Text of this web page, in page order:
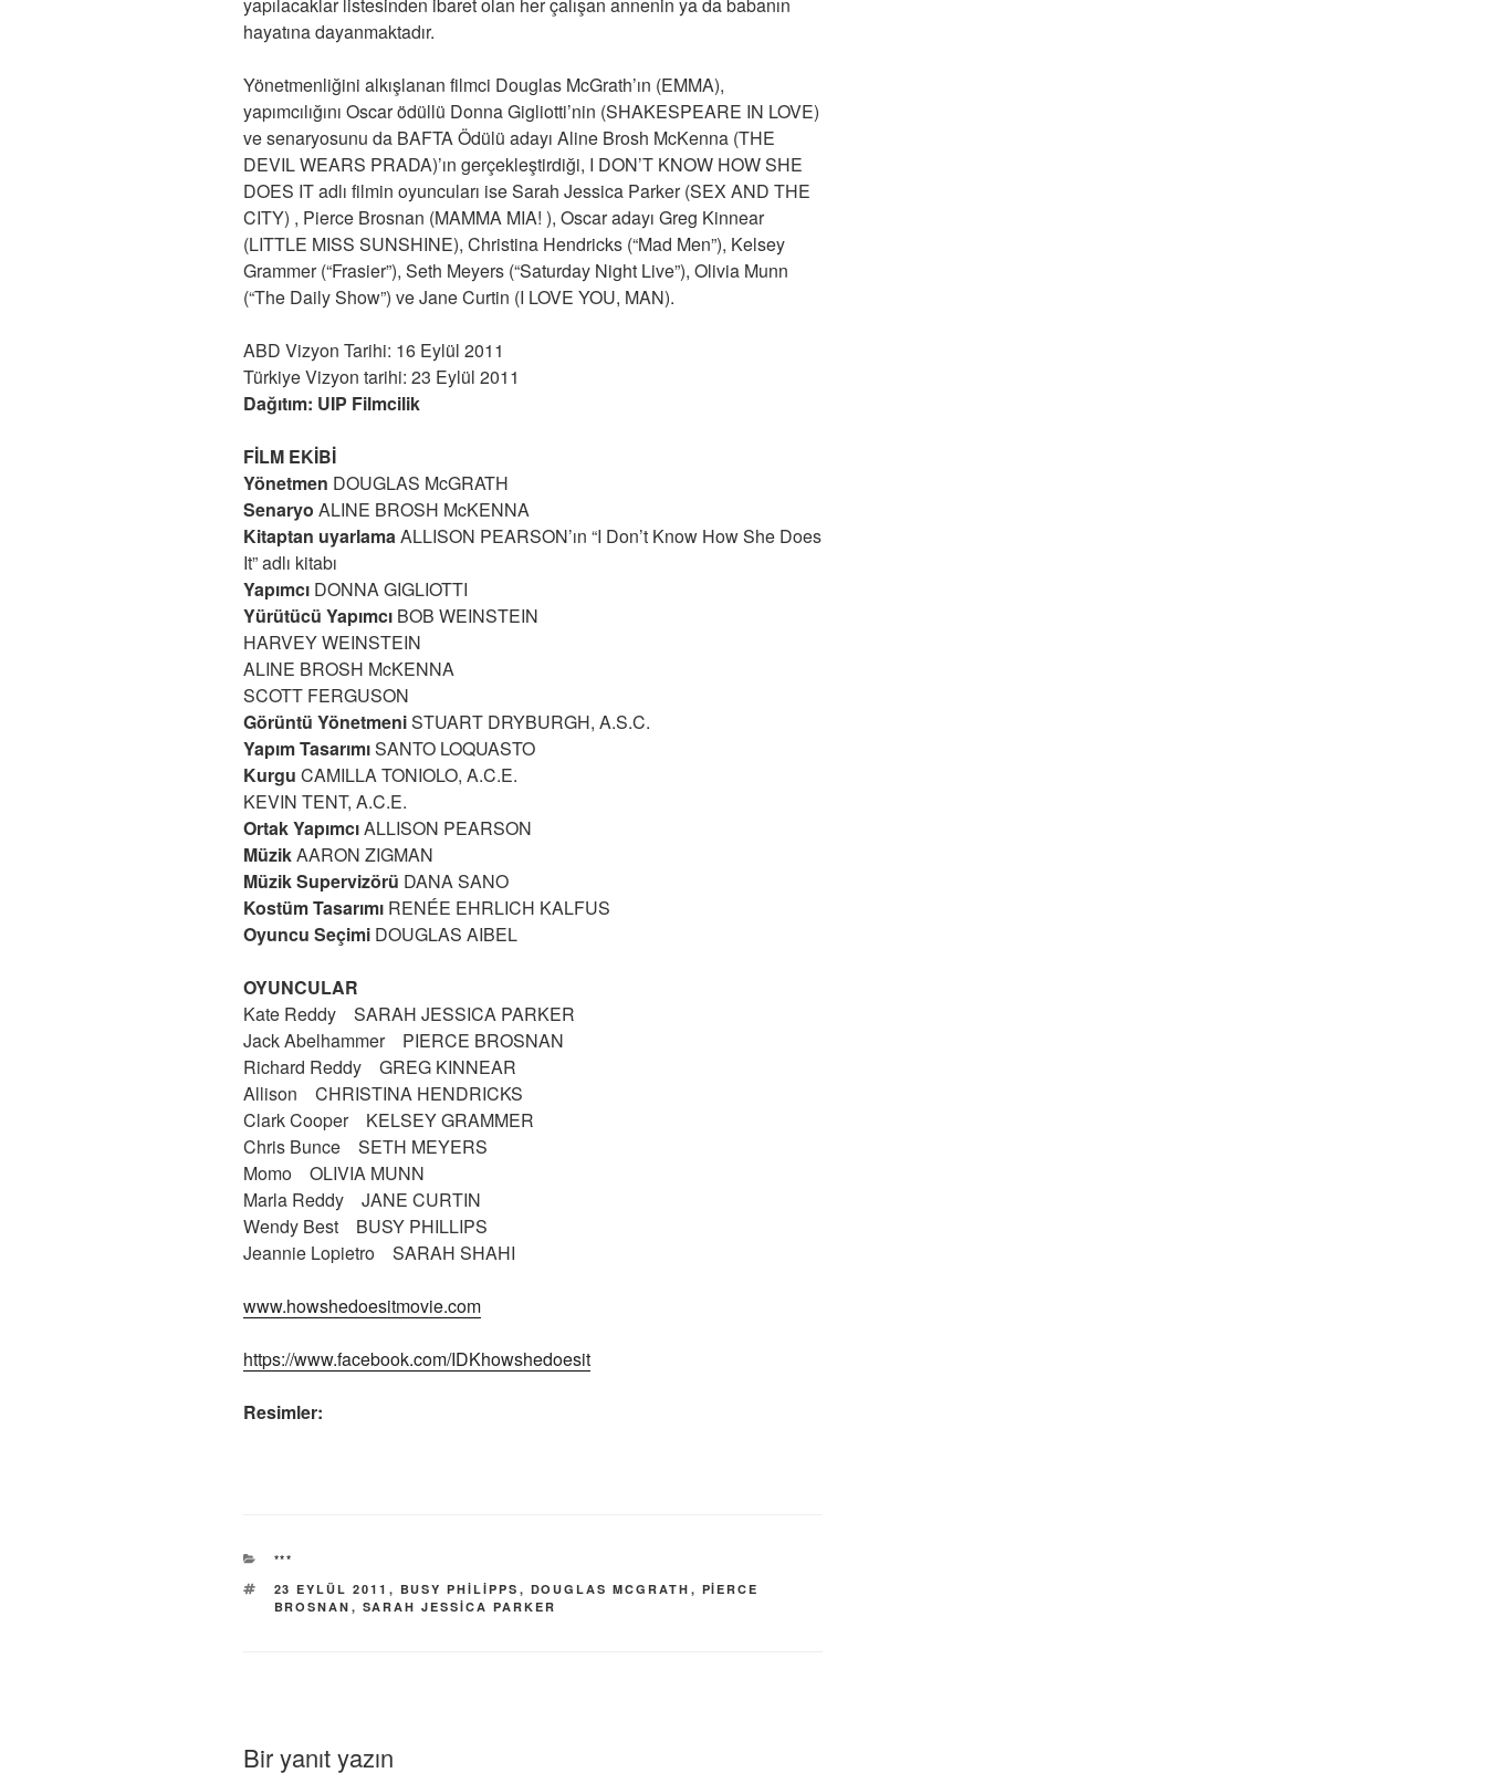
yapılacaklar listesinden ibaret olan her çalışan annenin ya da babanın
hayatına dayanmaktadır.
Yönetmenliğini alkışlanan filmci Douglas McGrath’ın (EMMA),
yapımcılığını Oscar ödüllü Donna Gigliotti’nin (SHAKESPEARE IN LOVE)
ve senaryosunu da BAFTA Ödülü adayı Aline Brosh McKenna (THE
DEVIL WEARS PRADA)’ın gerçekleştirdiği, I DON’T KNOW HOW SHE
DOES IT adlı filmin oyuncuları ise Sarah Jessica Parker (SEX AND THE
CITY) , Pierce Brosnan (MAMMA MIA! ), Oscar adayı Greg Kinnear
(LITTLE MISS SUNSHINE), Christina Hendricks (“Mad Men”), Kelsey
Grammer (“Frasier”), Seth Meyers (“Saturday Night Live”), Olivia Munn
(“The Daily Show”) ve Jane Curtin (I LOVE YOU, MAN).
ABD Vizyon Tarihi: 16 Eylül 2011
Türkiye Vizyon tarihi: 23 Eylül 2011
Dağıtım: UIP Filmcilik
FİLM EKİBİ
Yönetmen DOUGLAS McGRATH
Senaryo ALINE BROSH McKENNA
Kitaptan uyarlamaALLISON PEARSON’ın “I Don’t Know How She Does
It” adlı kitabı
Yapımcı DONNA GIGLIOTTI
Yürütücü Yapımcı BOB WEINSTEIN
HARVEY WEINSTEIN
ALINE BROSH McKENNA
SCOTT FERGUSON
Görüntü YönetmeniSTUART DRYBURGH, A.S.C.
Yapım TasarımıSANTO LOQUASTO
Kurgu CAMILLA TONIOLO, A.C.E.
KEVIN TENT, A.C.E.
Ortak YapımcıALLISON PEARSON
MüzikAARON ZIGMAN
Müzik Supervizörü DANA SANO
Kostüm Tasarımı RENÉE EHRLICH KALFUS
Oyuncu Seçimi DOUGLAS AIBEL
OYUNCULAR
Kate Reddy SARAH JESSICA PARKER
Jack Abelhammer PIERCE BROSNAN
Richard Reddy GREG KINNEAR
Allison CHRISTINA HENDRICKS
Clark Cooper KELSEY GRAMMER
Chris Bunce SETH MEYERS
Momo OLIVIA MUNN
Marla Reddy JANE CURTIN
Wendy Best BUSY PHILLIPS
Jeannie Lopietro SARAH SHAHI
www.howshedoesitmovie.com
https://www.facebook.com/IDKhowshedoesit
Resimler:
KATEGORILER
***
ETIKETLER
23 EYLÜL 2011 , BUSY PHILIPPS , DOUGLAS MCGRATH , PIERCE
BROSNAN , SARAH JESSICA PARKER
Bir yanıt yazın